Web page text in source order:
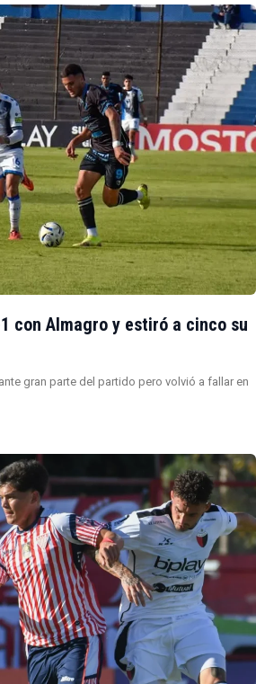
con Almagro y estiró a cinco su
gran parte del partido pero volvió a fallar en